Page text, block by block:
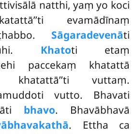
natthi, yaṃ yo koci
evamādīnaṃ
Sāgaradevenāti
Khatoti etaṃ
paccekaṃ khatattā
khatattā’’ti vuttaṃ.
vutto. Bhavati
bhavo. Bhavābhavā
. Ettha ca